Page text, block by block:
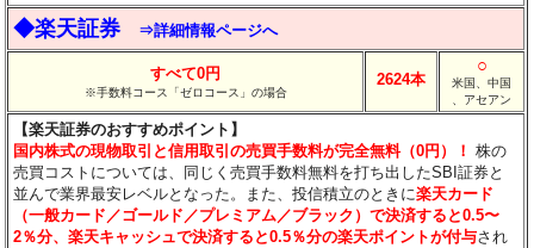
◆楽天証券 ⇒詳細情報ページへ
すべて0円
※手数料コース「ゼロコース」の場合
2624本
○
米国、中国
、アセアン
【楽天証券のおすすめポイント】
国内株式の現物取引と信用取引の売買手数料が完全無料（0円）！ 株の
売買コストについては、同じく売買手数料無料を打ち出したSBI証券と
並んで業界最安レベルとなった。また、投信積立のときに楽天カード
（一般カード／ゴールド／プレミアム／ブラック）で決済すると0.5〜
2％分、楽天キャッシュで決済すると0.5％分の楽天ポイントが付与され